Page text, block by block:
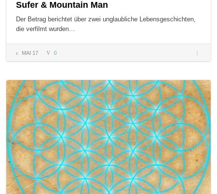
Sufer & Mountain Man
Der Betrag berichtet über zwei unglaubliche Lebensgeschichten,
die verfilmt wurden…
MAI 17 0
Soul
Man